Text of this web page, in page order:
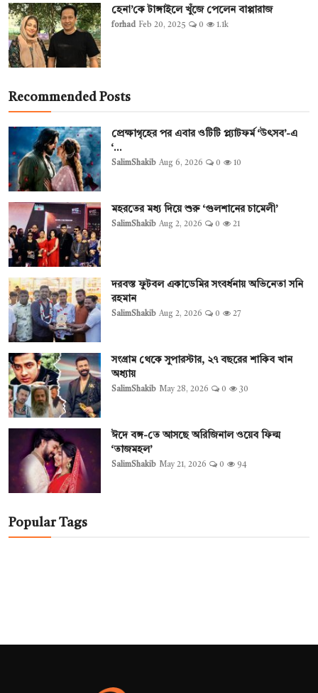
হেনা’কে টাঙ্গাইলে খুঁজে পেলেন বাপ্পারাজ
forhad Feb 20, 2025 0 1.1k
Recommended Posts
প্রেক্ষাগৃহের পর এবার ওটিটি প্ল্যাটফর্ম ‘উৎসব’-এ
‘...
SalimShakib Aug 6, 2026 0 10
মহরতের মধ্য দিয়ে শুরু ‘গুলশানের চামেলী’
SalimShakib Aug 2, 2026 0 21
দরবস্ত ফুটবল একাডেমির সংবর্ধনায় অভিনেতা সনি
রহমান
SalimShakib Aug 2, 2026 0 27
সংগ্রাম থেকে সুপারস্টার, ২৭ বছরের শাকিব খান
অধ্যায়
SalimShakib May 28, 2026 0 30
ঈদে বঙ্গ-তে আসছে অরিজিনাল ওয়েব ফিল্ম
‘তাজমহল’
SalimShakib May 21, 2026 0 94
Popular Tags